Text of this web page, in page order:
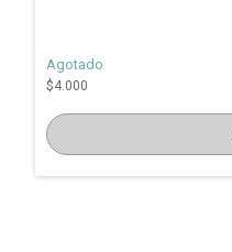
Agotado
$4.000